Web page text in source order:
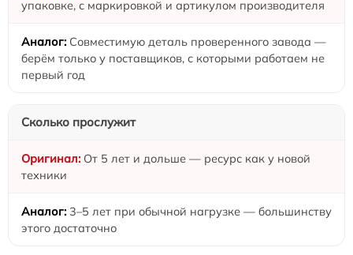
упаковке, с маркировкой и артикулом производителя
Совместимую деталь проверенного завода —
берём только у поставщиков, с которыми работаем не
первый год
Сколько прослужит
От 5 лет и дольше — ресурс как у новой
техники
3–5 лет при обычной нагрузке — большинству
этого достаточно